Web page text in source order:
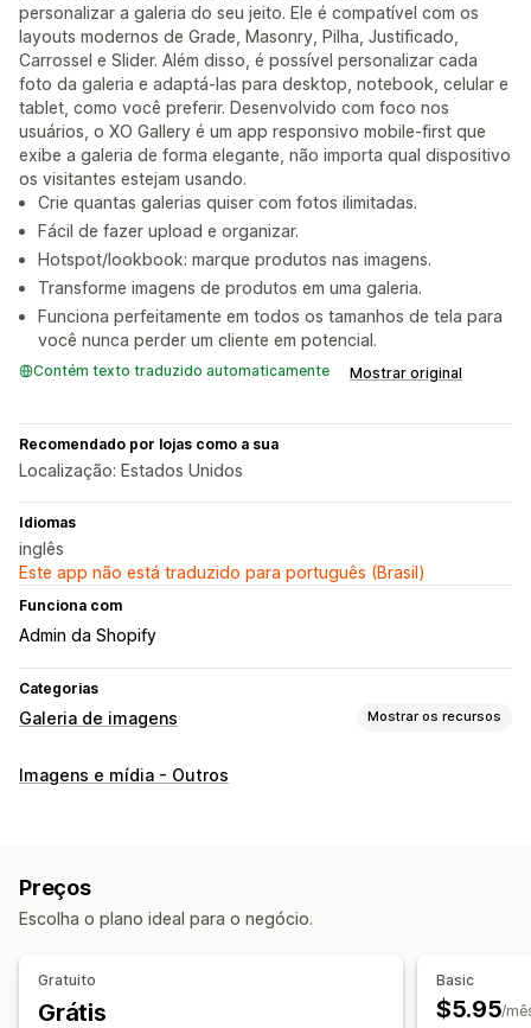
personalizar a galeria do seu jeito. Ele é compatível com os
layouts modernos de Grade, Masonry, Pilha, Justificado,
Carrossel e Slider. Além disso, é possível personalizar cada
foto da galeria e adaptá-las para desktop, notebook, celular e
tablet, como você preferir. Desenvolvido com foco nos
usuários, o XO Gallery é um app responsivo mobile-first que
exibe a galeria de forma elegante, não importa qual dispositivo
os visitantes estejam usando.
Crie quantas galerias quiser com fotos ilimitadas.
Fácil de fazer upload e organizar.
Hotspot/lookbook: marque produtos nas imagens.
Transforme imagens de produtos em uma galeria.
Funciona perfeitamente em todos os tamanhos de tela para
você nunca perder um cliente em potencial.
Contém texto traduzido automaticamente Mostrar original
Recomendado por lojas como a sua
Localização: Estados Unidos
Idiomas
inglês
Este app não está traduzido para português (Brasil)
Funciona com
Admin da Shopify
Categorias
Galeria de imagens Mostrar os recursos
Tipos de galeria
Barra deslizante
Estilos personalizados
Upload em massa
Redimensionamento de imagens
Imagens e mídia - Outros
Preços
Escolha o plano ideal para o negócio.
Gratuito
Grátis
Basic
$5.95/